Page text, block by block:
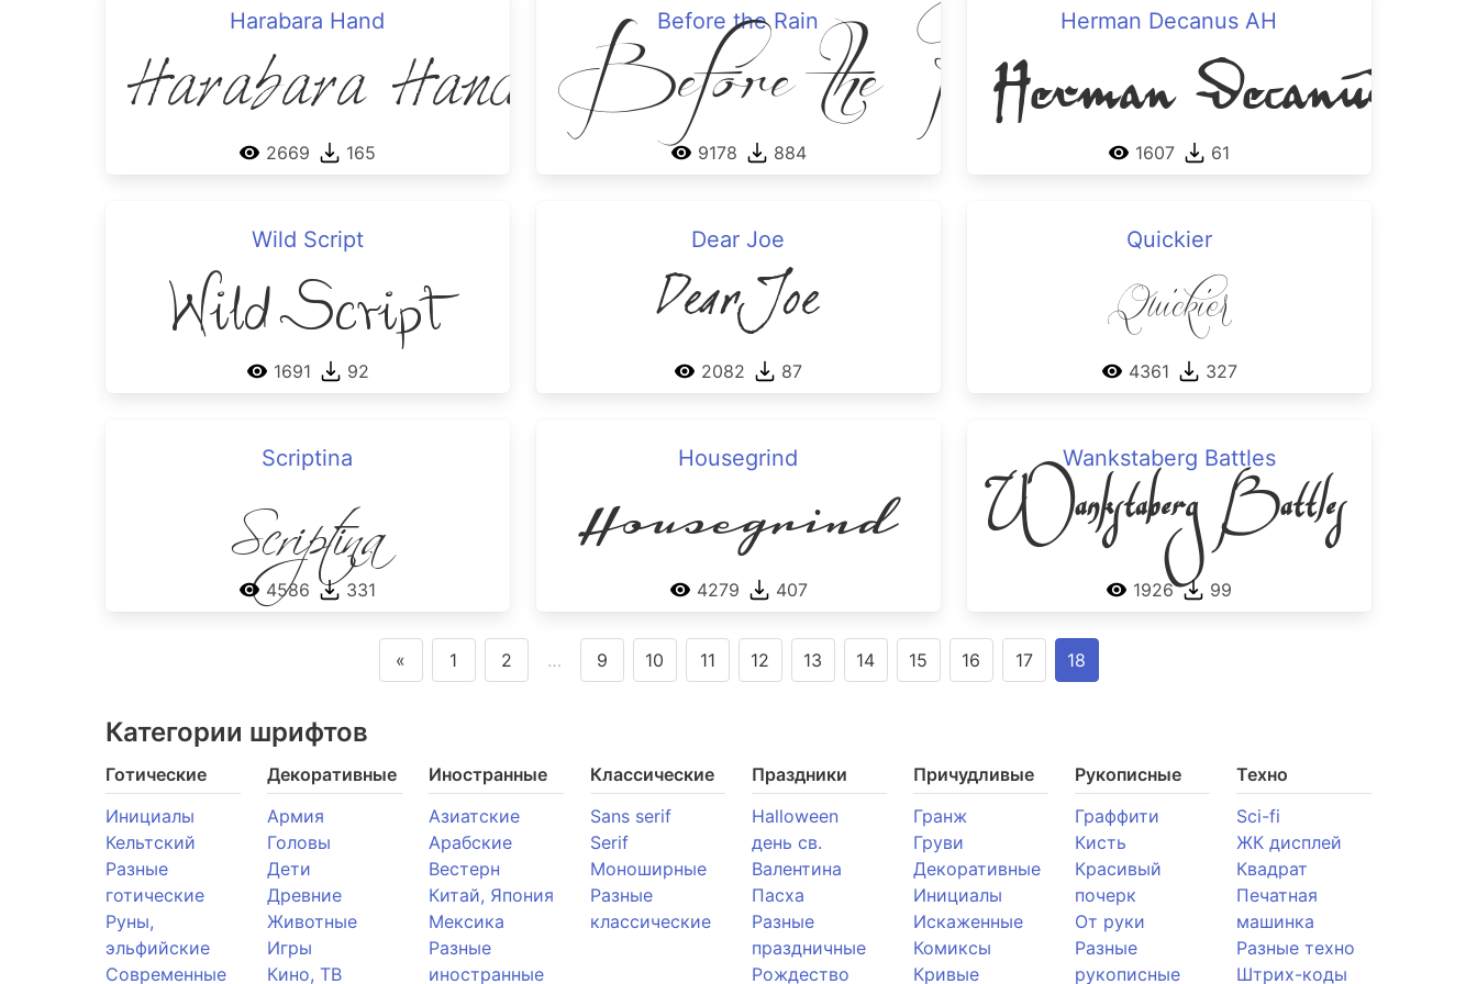
Harabara Hand
Harabara Hand
2669 165
Before the Rain
Before the Rain
9178 884
Herman Decanus AH
Herman Decanus
1607 61
Wild Script
Wild Script
1691 92
Dear Joe
Dear Joe
2082 87
Quickier
Quickier
4361 327
Scriptina
Scriptina
4586 331
Housegrind
Housegrind
4279 407
Wankstaberg Battles
Wankstaberg Battles
1926 99
« 1 2 … 9 10 11 12 13 14 15 16 17 18
Категории шрифтов
Готические
Инициалы
Кельтский
Разные
готические
Руны,
эльфийские
Современные
Декоративные
Армия
Головы
Дети
Древние
Животные
Игры
Кино, ТВ
Иностранные
Азиатские
Арабские
Вестерн
Китай, Япония
Мексика
Разные
иностранные
Классические
Sans serif
Serif
Моноширные
Разные
классические
Праздники
Halloween
день св.
Валентина
Пасха
Разные
праздничные
Рождество
Причудливые
Гранж
Груви
Декоративные
Инициалы
Искаженные
Комиксы
Кривые
Рукописные
Граффити
Кисть
Красивый
почерк
От руки
Разные
рукописные
Техно
Sci-fi
ЖК дисплей
Квадрат
Печатная
машинка
Разные техно
Штрих-коды